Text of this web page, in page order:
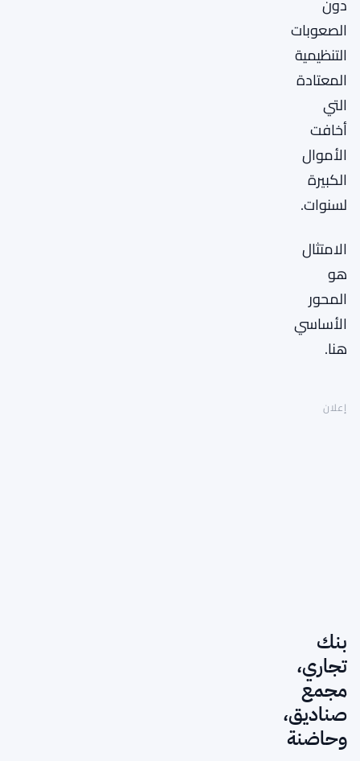
الصعوبات
التنظيمية
المعتادة
التي
أخافت
الأموال
الكبيرة
لسنوات.
الامتثال
هو
المحور
الأساسي
هنا.
إعلان
بنك
تجاري،
مجمع
صناديق،
وحاضنة